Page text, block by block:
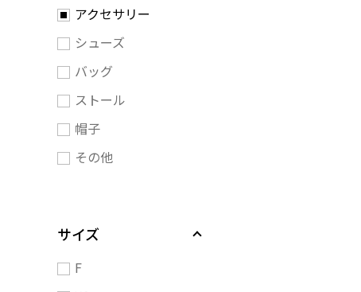
アクセサリー
シューズ
バッグ
ストール
帽子
その他
サイズ
F